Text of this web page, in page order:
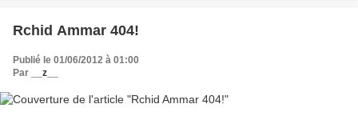
Rchid Ammar 404!
Publié le 01/06/2012 à 01:00
Par
__z__